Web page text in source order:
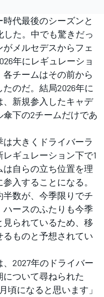
代最後のシーズンと
した。中でも驚きだっ
メルセデスからフェ
年にレギュレーショ
チームはその前から
のだ。結局2026年に
新規参入したキャデ
下の2チームだけであ
大きくドライバーラ
ギュレーション下で1
自らの立ち位置を理
入することになる。
数が、今季限りでチ
ースのふたりも今季
られているため、移
ものと予想されてい
2027年のドライバー
ついて尋ねられた
頃になると思います」